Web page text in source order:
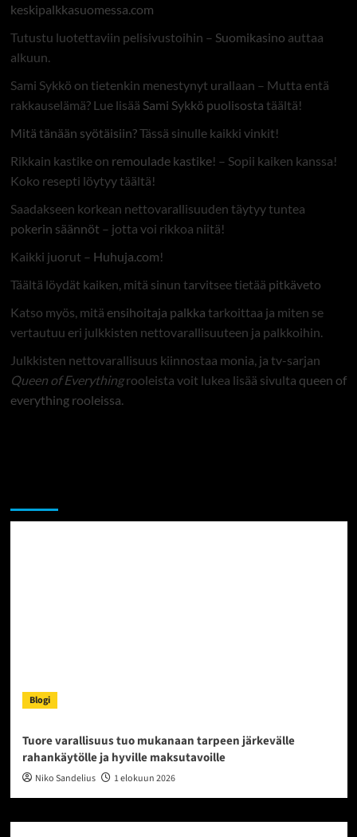
keskipalkkasuomessa.com
Tutustu luotettaviin pelisivustoihin – Suomikasino auttaa
alkuun.
Sami Sykkö on tietenkin menestynyt urallaan – Mutta entä
rakkauselämä? Lue lisää Sami Sykkö puolisosta täältä!
Mitä tänään syötäisiin?Tässä sinulle kaikki vinkit!
Rikkain kastike on remoulade kastike! – Sopii kaiken kanssa!
Koko resepti löytyy täältä!
Saadakseen korkean nettovarallisuuden täytyy tuntea
pokerin säännöt– jotta voi rikkoa niitä!
Kaikki juorut – Huhuja.com!
Täältä löydät kaiken, mitä sinun tarvitsee tietää pitkäveto
Katso myös, mitä ensihoitaja palkka tarkoittaa ja miten se
vertautuu eri julkkisten nettovarallisuuteen ja palkkoihin.
Julkkisten nettovarallisuus kiinnostaa monia, ja tv-sarjan
Queen of Everythingrooleista voit lukea lisää sivulta queen of
everything rooleissa.
Blogi
Tuore varallisuus tuo mukanaan tarpeen järkevälle
rahankäytölle ja hyville maksutavoille
Niko Sandelius 1 elokuun 2026